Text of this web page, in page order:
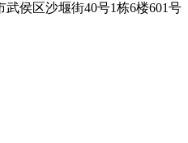
武侯区沙堰街40号1栋6楼601号